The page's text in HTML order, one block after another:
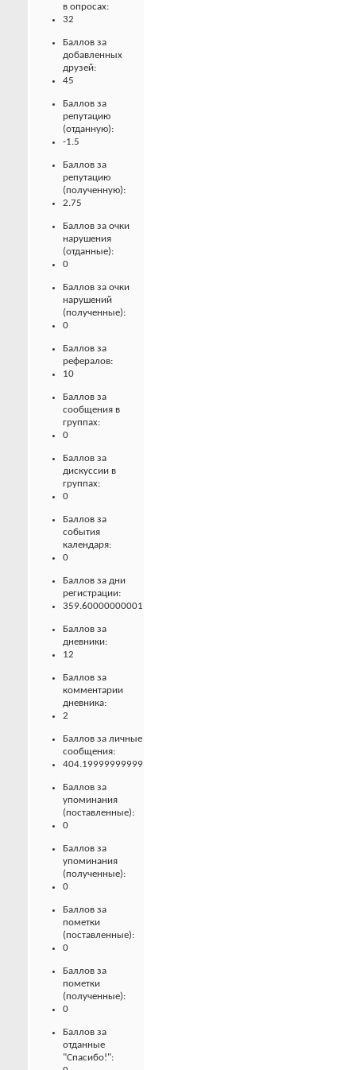
в опросах:
32
Баллов за
добавленных
друзей:
45
Баллов за
репутацию
(отданную):
-1.5
Баллов за
репутацию
(полученную):
2.75
Баллов за очки
нарушения
(отданные):
0
Баллов за очки
нарушений
(полученные):
0
Баллов за
рефералов:
10
Баллов за
сообщения в
группах:
0
Баллов за
дискуссии в
группах:
0
Баллов за
события
календаря:
0
Баллов за дни
регистрации:
359.60000000001
Баллов за
дневники:
12
Баллов за
комментарии
дневника:
2
Баллов за личные
сообщения:
404.19999999999
Баллов за
упоминания
(поставленные):
0
Баллов за
упоминания
(полученные):
0
Баллов за
пометки
(поставленные):
0
Баллов за
пометки
(полученные):
0
Баллов за
отданные
"Спасибо!":